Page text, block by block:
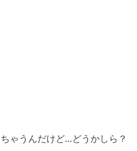
ゃうんだけど…どうかしら？